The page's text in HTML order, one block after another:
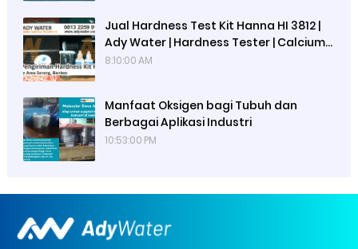
Jual Hardness Test Kit Hanna HI 3812 |
Ady Water | Hardness Tester | Calcium
Checker
8:10:00 AM
Manfaat Oksigen bagi Tubuh dan
Berbagai Aplikasi Industri
10:53:00 PM